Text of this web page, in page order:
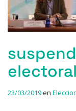
23/03/2019en